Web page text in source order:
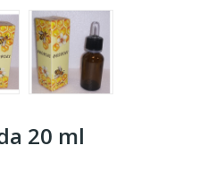
20 ml